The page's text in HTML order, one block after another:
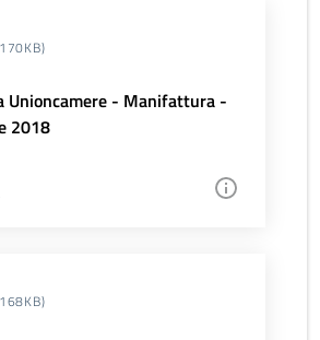
Unioncamere - Manifattura -
2018